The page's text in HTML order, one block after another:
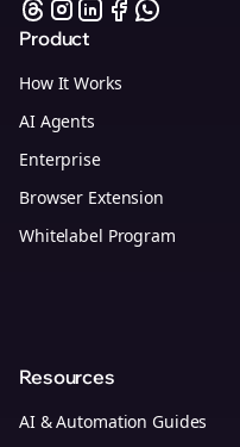
Product
How It Works
AI Agents
Enterprise
Browser Extension
Whitelabel Program
Resources
AI & Automation Guides